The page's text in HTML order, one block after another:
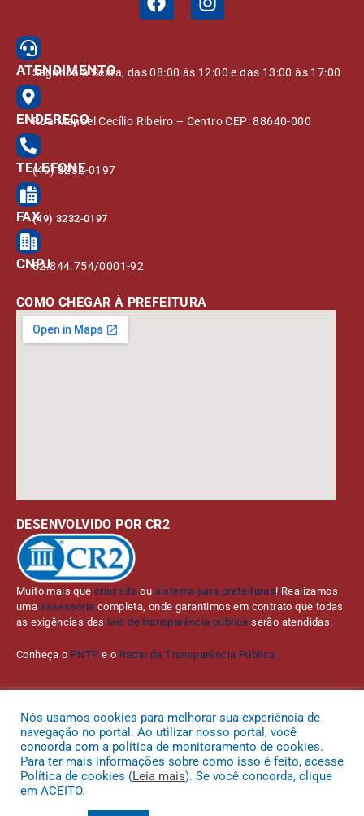
ATENDIMENTO
Segunda à Sexta, das 08:00 às 12:00 e das 13:00 às 17:00
ENDEREÇO
Rua Manoel Cecílio Ribeiro – Centro CEP: 88640-000
TELEFONE
(49) 3232-0197
FAX(49) 3232-0197
CNPJ82.844.754/0001-92
COMO CHEGAR À PREFEITURA
DESENVOLVIDO POR CR2
Muito mais quecriar site ou sistema para prefeituras! Realizamos
uma assessoria completa, onde garantimos em contrato que todas
as exigências das leis de transparência pública serão atendidas.
Conheça o PNTP e o Radar da Transparência Pública
Todos os direitos reservados a Prefeitura Municipal de Bom Jardim da
Serra.
Mapa do Site Acessar Área Administrativa Acessar o Webmail
Nós usamos cookies para melhorar sua experiência de
navegação no portal. Ao utilizar nosso portal, você
concorda com a política de monitoramento de cookies.
Para ter mais informações sobre como isso é feito, acesse
Política de cookies (Leia mais). Se você concorda, clique
em ACEITO.